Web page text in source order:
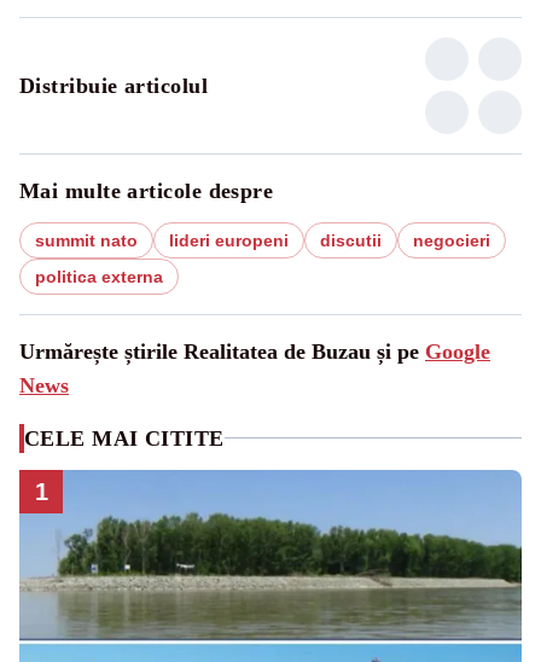
Distribuie articolul
Mai multe articole despre
summit nato lideri europeni discutii
negocieri
politica externa
Urmărește știrile Realitatea de Buzau și pe Google
News
CELE MAI CITITE
1